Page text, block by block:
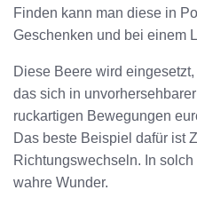
Finden kann man diese in
Geschenken und bei einem
Diese Beere wird
das sich in
ruckartigen Bewegungen
Das beste Beispiel dafür ist
Richtungswechseln. In
wahre Wunder.